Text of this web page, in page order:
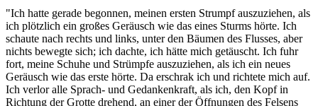
"Ich hatte gerade begonnen, meinen ersten Strumpf auszuziehen, als
ich plötzlich ein großes Geräusch wie das eines Sturms hörte. Ich
schaute nach rechts und links, unter den Bäumen des Flusses, aber
nichts bewegte sich; ich dachte, ich hätte mich getäuscht. Ich fuhr
fort, meine Schuhe und Strümpfe auszuziehen, als ich ein neues
Geräusch wie das erste hörte. Da erschrak ich und richtete mich auf.
Ich verlor alle Sprach- und Gedankenkraft, als ich, den Kopf in
Richtung der Grotte drehend, an einer der Öffnungen des Felsens